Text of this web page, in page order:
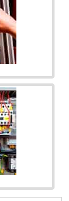
técnico de
para atender
que se
com
de uma
e destaque
Industriais se
eficientes;
Cursos NR10,
a equipe.Sem
elétricos com
deve prezar
e excelente
deixados de
fidelização do
pela qual a
que preza pela
de montagens
é garantir
o sucesso
NO